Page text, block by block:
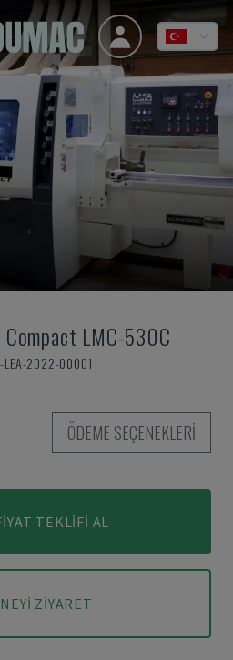
Compact LMC-530C
LEA-2022-00001
ÖDEME SEÇENEKLERI
TEKLIFI AL
ZIYARET